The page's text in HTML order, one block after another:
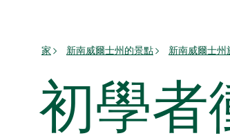
家 新南威爾士州的景點 新南威爾士州
初學者